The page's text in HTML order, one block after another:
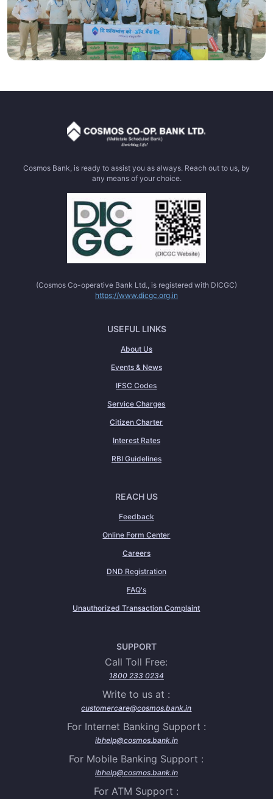
Cosmos Bank, is ready to assist you as always. Reach out to us, by
any means of your choice.
(Cosmos Co-operative Bank Ltd., is registered with DICGC)
https://www.dicgc.org.in
USEFUL LINKS
About Us
Events & News
IFSC Codes
Service Charges
Citizen Charter
Interest Rates
RBI Guidelines
REACH US
Feedback
Online Form Center
Careers
DND Registration
FAQ's
Unauthorized Transaction Complaint
SUPPORT
Call Toll Free:
1800 233 0234
Write to us at :
customercare@cosmos.bank.in
For Internet Banking Support :
ibhelp@cosmos.bank.in
For Mobile Banking Support :
ibhelp@cosmos.bank.in
For ATM Support :